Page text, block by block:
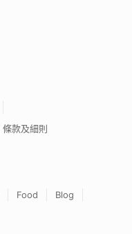
條款及細則
Food
Blog